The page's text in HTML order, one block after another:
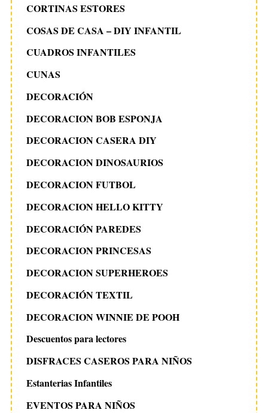
CORTINAS ESTORES
COSAS DE CASA – DIY INFANTIL
CUADROS INFANTILES
CUNAS
DECORACIÓN
DECORACION BOB ESPONJA
DECORACION CASERA DIY
DECORACION DINOSAURIOS
DECORACION FUTBOL
DECORACION HELLO KITTY
DECORACIÓN PAREDES
DECORACION PRINCESAS
DECORACION SUPERHEROES
DECORACIÓN TEXTIL
DECORACION WINNIE DE POOH
Descuentos para lectores
DISFRACES CASEROS PARA NIÑOS
Estanterias Infantiles
EVENTOS PARA NIÑOS